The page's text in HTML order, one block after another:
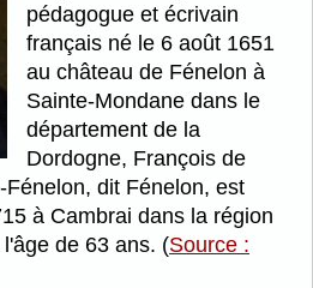
pédagogue et écrivain
français né le 6 août 1651
au château de Fénelon à
Sainte-Mondane dans le
département de la
Dordogne, François de
dit Fénelon, est
à Cambrai dans la région
de 63 ans. (Source :